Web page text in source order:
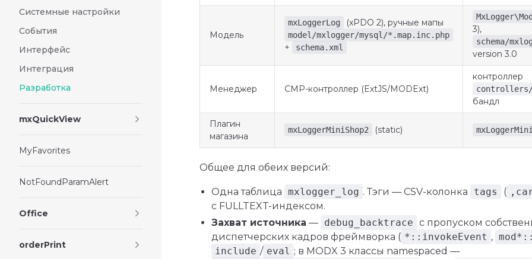
Системные настройки
События
Интерфейс
Интеграция
Разработка
mxQuickView
MyFavorites
NotFoundParamAlert
Office
orderPrint
Модель
mxLoggerLog (xPDO 2), ручные мапы
model/mxlogger/mysql/*.map.inc.php
+ schema.xml
3),
schema/
version 3.0
Менеджер CMP-контроллер (ExtJS/MODExt)
контроллер
бандл
Плагин
магазина
mxLoggerMiniShop2 (static)
Общее для обеих версий:
Одна таблица mxlogger_log . Тэги — CSV-колонка tags (
с FULLTEXT-индексом.
Захват источника — debug_backtrace с пропуском
диспетчерских кадров фреймворка ( *::invokeEvent ,
include / eval ; в MODX 3 классы namespaced —